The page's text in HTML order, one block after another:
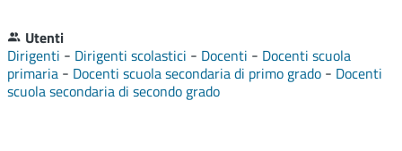
Utenti
Dirigenti - Dirigenti scolastici - Docenti - Docenti scuola
primaria - Docenti scuola secondaria di primo grado - Docenti
scuola secondaria di secondo grado